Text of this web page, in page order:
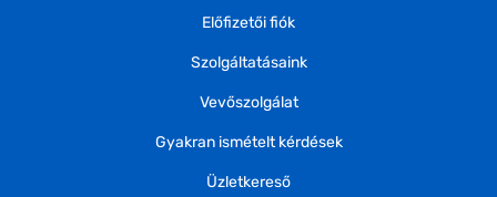
Előfizetői fiók
Szolgáltatásaink
Vevőszolgálat
Gyakran ismételt kérdések
Üzletkereső